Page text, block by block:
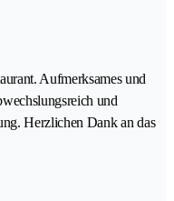
Aufmerksames und
und
Herzlichen Dank an das